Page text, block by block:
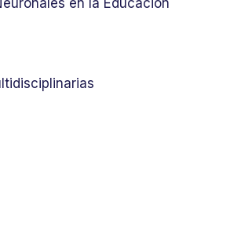
en la Educación